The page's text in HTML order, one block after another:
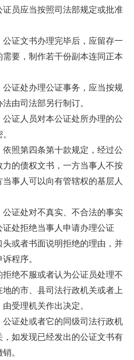
应当按照司法部规定或批准
文书办理完毕后，应留存一
要，制作若干份副本连同正本
处办理公证事务，应当按规
由司法部另行制订。
人员对本公证处所办理的公
第四条第十款规定，经过公
的债权文书，一方当事人不按
事人可以向有管辖权的基层人
处对不真实、不合法的事实
处拒绝当事人申请办理公证
或者书面说明拒绝的理由，并
程序。
绝不服或者认为公证员处理不
的市、县司法行政机关或者上
受理机关作出决定。
处或者它的同级司法行政机
如发现已经发出的公证文书有
。